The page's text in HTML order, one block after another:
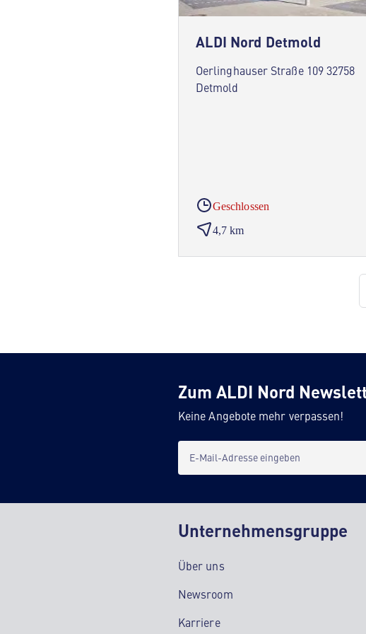
ALDI Nord Detmold
Oerlinghauser Straße 109 32758
Detmold
Geschlossen
4,7 km
Zum ALDI Nord
Keine Angebote mehr verpassen!
E-Mail-Adresse eingeben
Unternehmensgruppe
Über uns
Newsroom
Karriere